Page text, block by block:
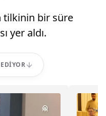
tilkinin bir süre
yer aldı.